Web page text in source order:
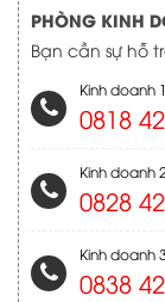
PHÒNG KINH
Bạn cần sự hỗ
Kinh doanh 1
0818
Kinh doanh
0828
Kinh doanh 3
0838